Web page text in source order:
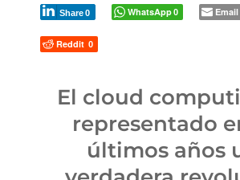
Share0 WhatsApp0 Email
Reddit 0
El cloud
representado
últimos años